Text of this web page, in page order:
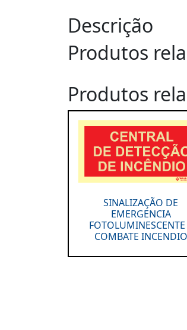
Descrição
Produtos
Produtos
SINALIZAÇÃO DE
EMERGENCIA
COMBATE INCENDIO